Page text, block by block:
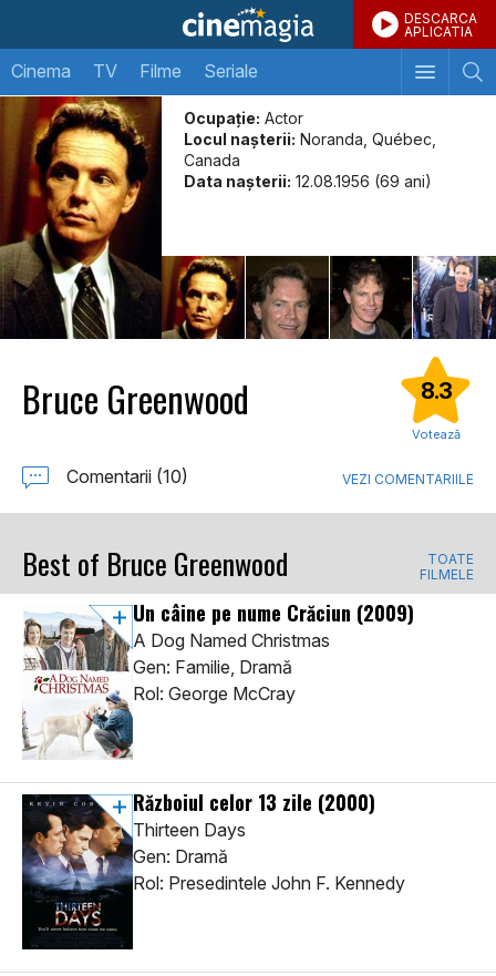
DESCARCA
APLICATIA
Cinema TV Filme Seriale
Ocupație: Actor
Locul naşterii: Noranda, Québec,
Canada
Data naşterii: 12.08.1956 (69 ani)
Bruce Greenwood 8.3
Votează
Comentarii (10) VEZI COMENTARIILE
Best of Bruce Greenwood
TOATE
FILMELE
Un câine pe nume Crăciun (2009)
A Dog Named Christmas
Gen: Familie, Dramă
Rol: George McCray
Războiul celor 13 zile (2000)
Thirteen Days
Gen: Dramă
Rol: Presedintele John F. Kennedy